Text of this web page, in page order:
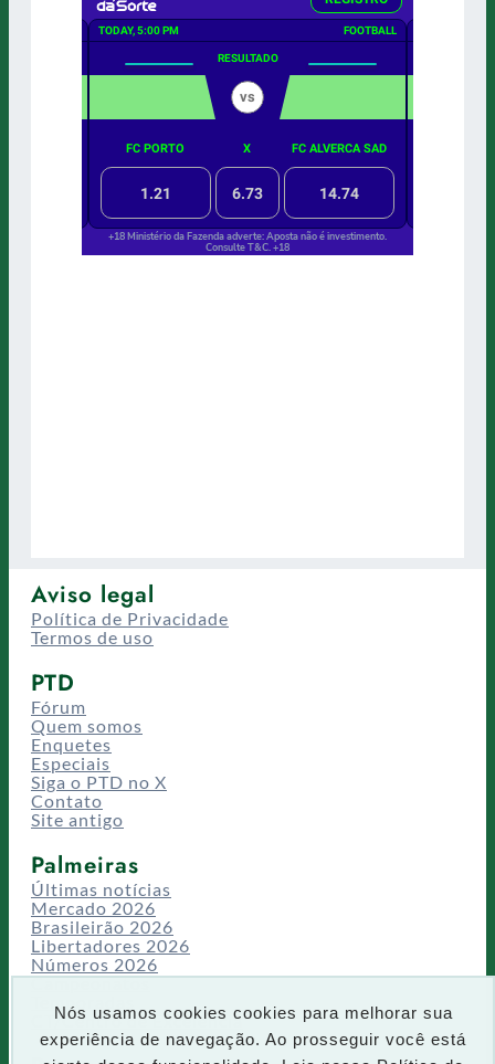
Nós usamos cookies cookies para melhorar sua
experiência de navegação. Ao prosseguir você está
Aviso legal
Política de Privacidade
Termos de uso
PTD
Fórum
Quem somos
Enquetes
Especiais
Siga o PTD no X
Contato
Site antigo
Palmeiras
Últimas notícias
Mercado 2026
Brasileirão 2026
Libertadores 2026
Números 2026
Campeonatos
CT/Centro de Excelência